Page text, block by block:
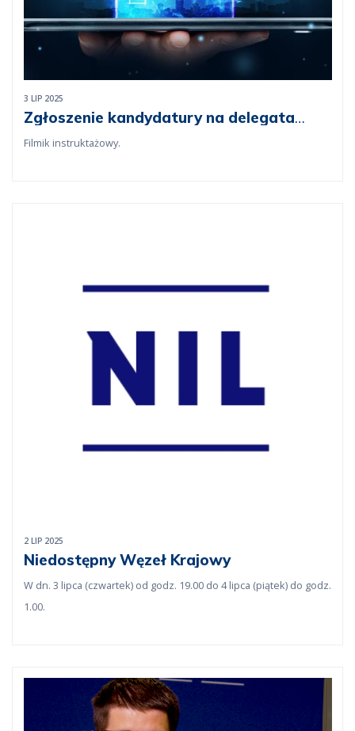
3 LIP 2025
Zgłoszenie kandydatury na delegata
elektronicznych
Filmik instruktażowy.
2 LIP 2025
Niedostępny Węzeł Krajowy
W dn. 3 lipca (czwartek) od godz. 19.00 do 4 lipca (piątek) do godz.
1.00.